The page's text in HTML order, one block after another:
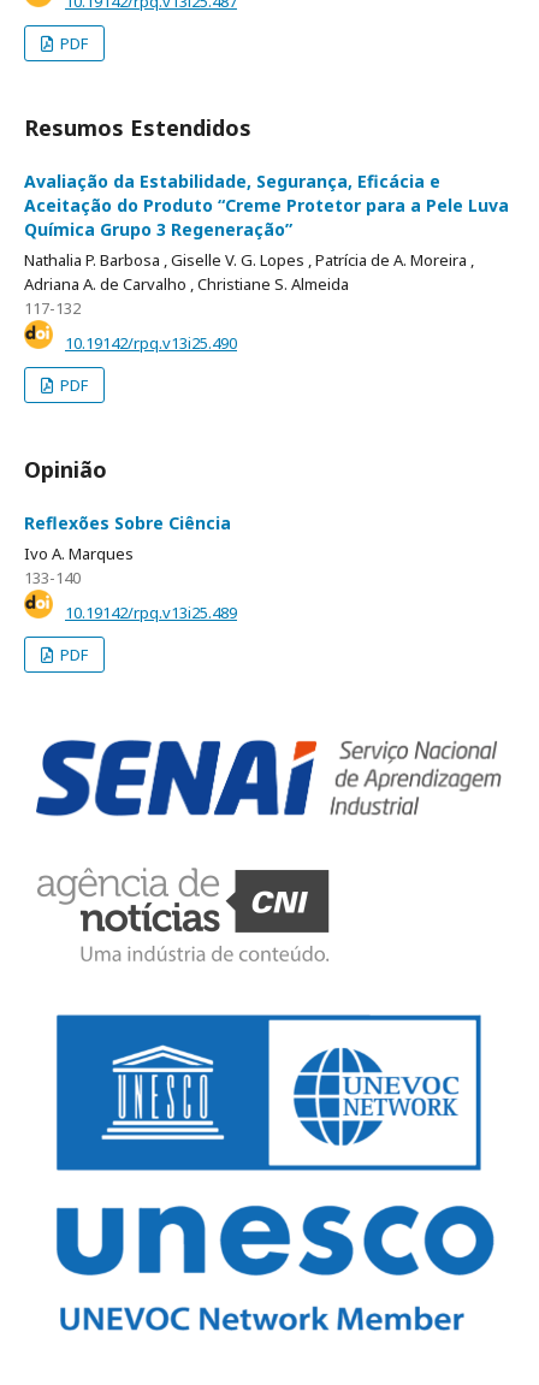
PDF
Resumos Estendidos
Avaliação da Estabilidade, Segurança, Eficácia e
Aceitação do Produto “Creme Protetor para a Pele Luva
Química Grupo 3 Regeneração”
Nathalia P. Barbosa ,Giselle V. G. Lopes ,Patrícia de A. Moreira ,
Adriana A. de Carvalho ,Christiane S. Almeida
117-132
10.19142/rpq.v13i25.490
PDF
Opinião
Reflexões Sobre Ciência
Ivo A. Marques
133-140
10.19142/rpq.v13i25.489
PDF